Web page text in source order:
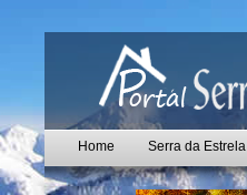
Home Serra da Estrela